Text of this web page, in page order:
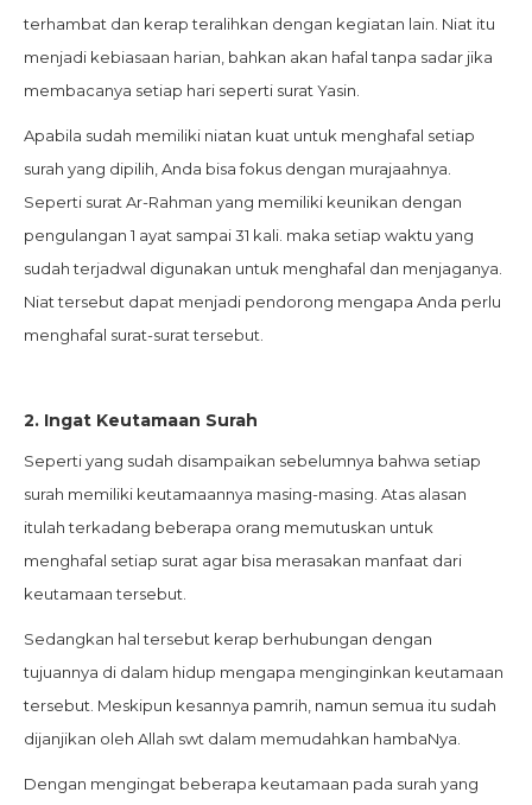
terhambat dan kerap teralihkan dengan kegiatan lain. Niat itu
menjadi kebiasaan harian, bahkan akan hafal tanpa sadar jika
membacanya setiap hari seperti surat Yasin.
Apabila sudah memiliki niatan kuat untuk menghafal setiap
surah yang dipilih, Anda bisa fokus dengan murajaahnya.
Seperti surat Ar-Rahman yang memiliki keunikan dengan
pengulangan 1 ayat sampai 31 kali. maka setiap waktu yang
sudah terjadwal digunakan untuk menghafal dan menjaganya.
Niat tersebut dapat menjadi pendorong mengapa Anda perlu
menghafal surat-surat tersebut.
2. Ingat Keutamaan Surah
Seperti yang sudah disampaikan sebelumnya bahwa setiap
surah memiliki keutamaannya masing-masing. Atas alasan
itulah terkadang beberapa orang memutuskan untuk
menghafal setiap surat agar bisa merasakan manfaat dari
keutamaan tersebut.
Sedangkan hal tersebut kerap berhubungan dengan
tujuannya di dalam hidup mengapa menginginkan keutamaan
tersebut. Meskipun kesannya pamrih, namun semua itu sudah
dijanjikan oleh Allah swt dalam memudahkan hambaNya.
Dengan mengingat beberapa keutamaan pada surah yang